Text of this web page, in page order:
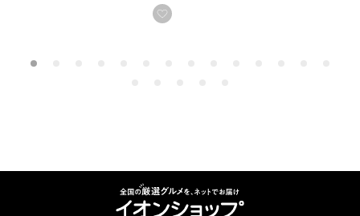
お気に入りに登録する